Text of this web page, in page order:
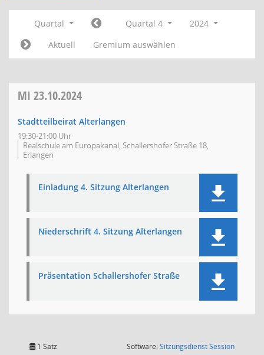
Quartal Quartal 4
2024
Aktuell
Gremium auswählen
MI 23.10.2024
Stadtteilbeirat Alterlangen
19:30-21:00 Uhr
Realschule am Europakanal, Schallershofer Straße 18,
Erlangen
Einladung 4. Sitzung Alterlangen
Niederschrift 4. Sitzung Alterlangen
Präsentation Schallershofer Straße
1 Satz Software:SitzungsdienstSession(Wird in